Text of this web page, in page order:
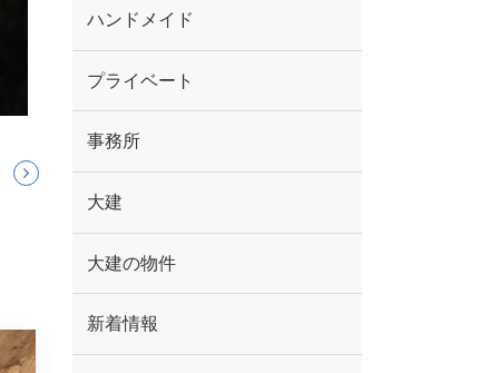
ハンドメイド
プライベート
事務所
大建
大建の物件
新着情報